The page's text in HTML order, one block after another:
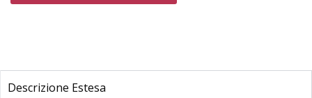
Descrizione Estesa